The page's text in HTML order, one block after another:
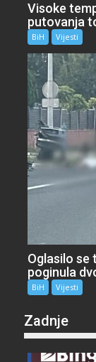
Visoke
putovanja
BiH Vijesti
Oglasilo se
poginula
BiH Vijesti
Zadnje